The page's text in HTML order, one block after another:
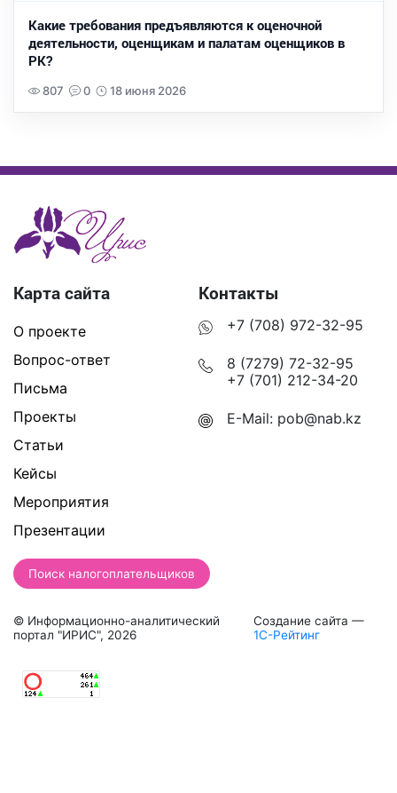
Какие требования предъявляются к оценочной
деятельности, оценщикам и палатам оценщиков в
РК?
807 0 18 июня 2026
Карта сайта
О проекте
Вопрос-ответ
Письма
Проекты
Статьи
Кейсы
Мероприятия
Презентации
Контакты
+7 (708) 972-32-95
8 (7279) 72-32-95
+7 (701) 212-34-20
E-Mail: pob@nab.kz
Поиск налогоплательщиков
© Информационно-аналитический
портал "ИРИС", 2026
Создание сайта —
1С-Рейтинг